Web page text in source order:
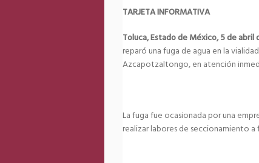
TARJETA INFORMATIVA
Toluca, Estado de México, 5 de abril
reparó una fuga de agua en la
Azcapotzaltongo, en atención
La fuga fue ocasionada por una
realizar labores de seccionamiento